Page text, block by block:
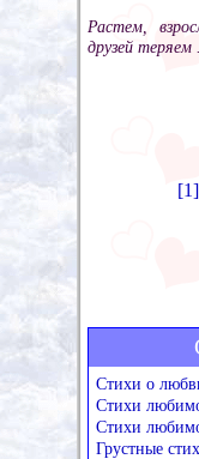
Растем,
друзей теряем
[1]
Стихи о
Стихи
Стихи
Грустные